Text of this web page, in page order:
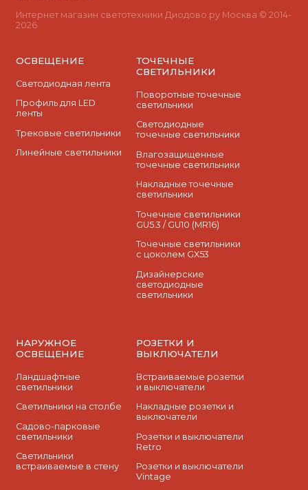
Интернет магазин светотехники Диодово.ру Москва © 2014-
2026
ОСВЕЩЕНИЕ
Светодиодная лента
Профиль для LED
ленты
Трековые светильники
Линейные светильники
ТОЧЕЧНЫЕ
СВЕТИЛЬНИКИ
Поворотные точечные
светильники
Cветодиодные
точечные светильники
Влагозащищенные
точечные светильники
Накладные точечные
светильники
Точечные светильники
GU5.3 / GU10 (MR16)
Точечные светильники
с цоколем GX53
Дизайнерские
светодиодные
светильники
НАРУЖНОЕ
ОСВЕЩЕНИЕ
Ландшафтные
светильники
Светильники на столбе
Садово-парковые
светильники
Светильники
встраиваемые в стену
РОЗЕТКИ И
ВЫКЛЮЧАТЕЛИ
Встраиваемые розетки
и выключатели
Накладные розетки и
выключатели
Розетки и выключатели
Retro
Розетки и выключатели
Vintage